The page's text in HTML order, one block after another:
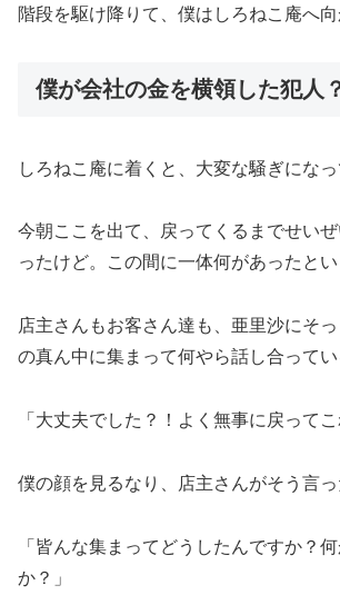
階段を駆け降りて、僕はしろねこ庵へ向
僕が会社の金を横領した犯人
しろねこ庵に着くと、大変な騒ぎになっ
今朝ここを出て、戻ってくるまでせい
ったけど。この間に一体何があったとい
店主さんもお客さん達も、亜里沙にそ
の真ん中に集まって何やら話し合ってい
「大丈夫でした？！よく無事に戻ってこ
僕の顔を見るなり、店主さんがそう言っ
「皆んな集まってどうしたんですか？
か？」